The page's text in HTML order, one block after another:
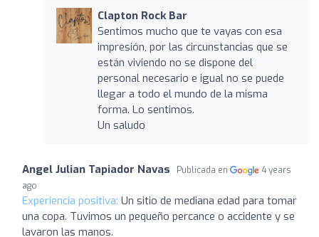
Clapton Rock Bar
Sentimos mucho que te vayas con esa
impresión, por las circunstancias que se
están viviendo no se dispone del
personal necesario e igual no se puede
llegar a todo el mundo de la misma
forma. Lo sentimos.
Un saludo
Angel Julian Tapiador Navas Publicada en
4 years
ago
Experiencia positiva: Un sitio de mediana edad para tomar
una copa. Tuvimos un pequeño percance o accidente y se
lavaron las manos.